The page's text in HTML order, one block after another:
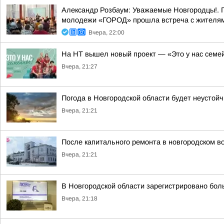
Александр Розбаум: Уважаемые Новгородцы!.
молодежи «ГОРОД» прошла встреча с
Вчера, 22:00
На НТ вышел новый проект — «Это у нас
Вчера, 21:27
Погода в Новгородской области будет
Вчера, 21:21
После капитального ремонта в новгородском
Вчера, 21:21
В Новгородской области зарегистрировано
Вчера, 21:18